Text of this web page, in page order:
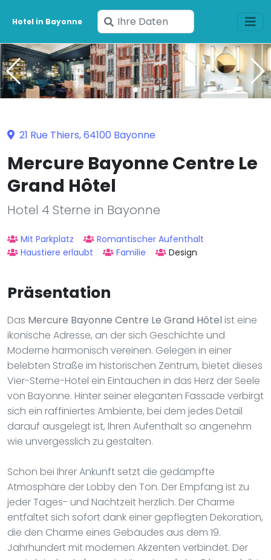
Hotel in Bayonne
Geben
Sie
Ihre
Daten
ein
21 Rue Thiers, 64100 Bayonne
Mercure Bayonne Centre Le
Grand Hôtel
Hotel 4 Sterne in Bayonne
Mit Parkplatz
Romantischer Aufenthalt
Haustiere erlaubt
Familie Design
Präsentation
Das Mercure Bayonne Centre Le Grand Hôtel ist eine
ikonische Adresse, an der sich Geschichte und
Moderne harmonisch vereinen. Gelegen in einer
belebten Straße im historischen Zentrum, bietet dieses
Vier-Sterne-Hotel ein Eintauchen in das Herz der Seele
von Bayonne. Hinter seiner eleganten Fassade verbirgt
sich ein raffiniertes Ambiente, bei dem jedes Detail
darauf ausgelegt ist, Ihren Aufenthalt so angenehm
wie unvergesslich zu gestalten.
Schon bei Ihrer Ankunft setzt die gedämpfte
Atmosphäre der Lobby den Ton. Der Empfang ist zu
jeder Tages- und Nachtzeit herzlich. Der Charme
entfaltet sich sofort dank einer gepflegten Dekoration,
die den Charme eines Gebäudes aus dem 19.
Jahrhundert mit modernen Akzenten verbindet. Der